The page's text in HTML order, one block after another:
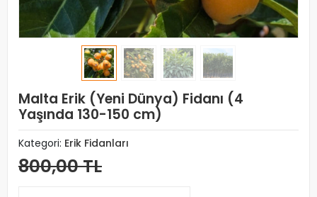
Malta Erik (Yeni Dünya) Fidanı (4
Yaşında 130-150 cm)
Kategori: Erik Fidanları
800,00 TL